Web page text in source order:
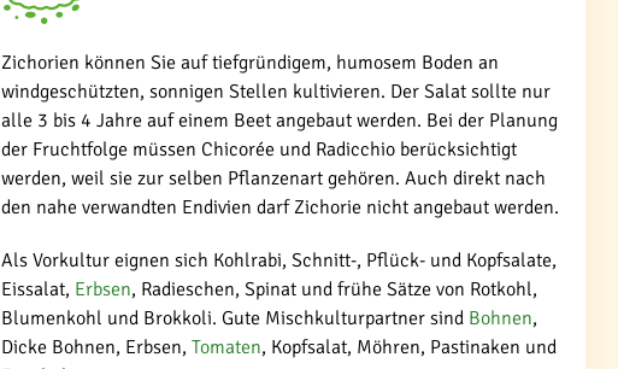
Zichorien können Sie auf tiefgründigem, humosem Boden an
windgeschützten, sonnigen Stellen kultivieren. Der Salat sollte nur
alle 3 bis 4 Jahre auf einem Beet angebaut werden. Bei der Planung
der Fruchtfolge müssen Chicorée und Radicchio berücksichtigt
werden, weil sie zur selben Pflanzenart gehören. Auch direkt nach
den nahe verwandten Endivien darf Zichorie nicht angebaut werden.
Als Vorkultur eignen sich Kohlrabi, Schnitt-, Pflück- und Kopfsalate,
Eissalat, Erbsen, Radieschen, Spinat und frühe Sätze von Rotkohl,
Blumenkohl und Brokkoli. Gute Mischkulturpartner sind Bohnen,
Dicke Bohnen, Erbsen,Tomaten, Kopfsalat, Möhren, Pastinaken und